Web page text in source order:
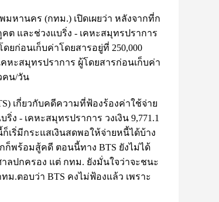
มหานคร (กทม.) เปิดเผยว่า หลังจากที่ก
ต และช่วงแบริ่ง - เคหะสมุทรปราการ
ก่อนเก็บค่าโดยสารอยู่ที่ 250,000
หะสมุทรปราการ ผู้โดยสารก่อนเก็บค่า
คน/วัน
เกี่ยวกับคดีความที่ฟ้องร้องค่าใช้จ่าย
ง - เคหะสมุทรปราการ วงเงิน 9,771.1
เริ่มีกระแสเงินสดพอให้จ่ายหนี้ได้บ้าง
ก็พร้อมสู้คดี ตอนนี้ทาง BTS ยังไม่ได้
ลปกครอง แต่ กทม. ยังมั่นใจว่าจะชนะ
.ตอบว่า BTS คงไม่ฟ้องแล้ว เพราะ